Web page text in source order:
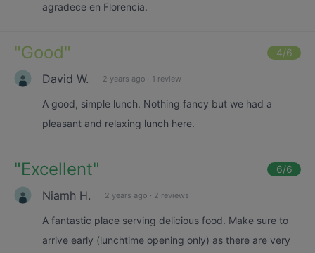
agradece en Florencia.
"Good" 4/6
David W. 2 years ago · 1 review
A good, simple lunch. Nothing fancy but we had a
pleasant and relaxing lunch here.
"Excellent" 6/6
Niamh H. 2 years ago · 2 reviews
A fantastic place serving delicious food. Make sure to
arrive early (lunchtime opening only) as there are very